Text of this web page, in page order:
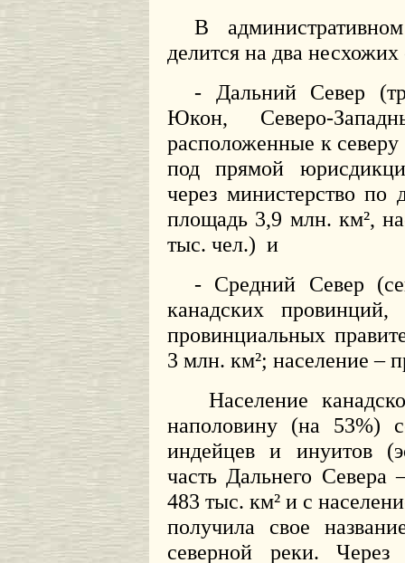
В
делится на два
- Дальний Север
Юкон, Северо-
расположенные к
под прямой
через министерство
площадь 3,9 млн. км²,
тыс. чел.) и
- Средний Север
канадских
провинциальных
3 млн. км²; население –
Население
наполовину (на 53%)
индейцев и инуитов
часть Дальнего
483 тыс. км² и с
получила свое
северной реки. Через